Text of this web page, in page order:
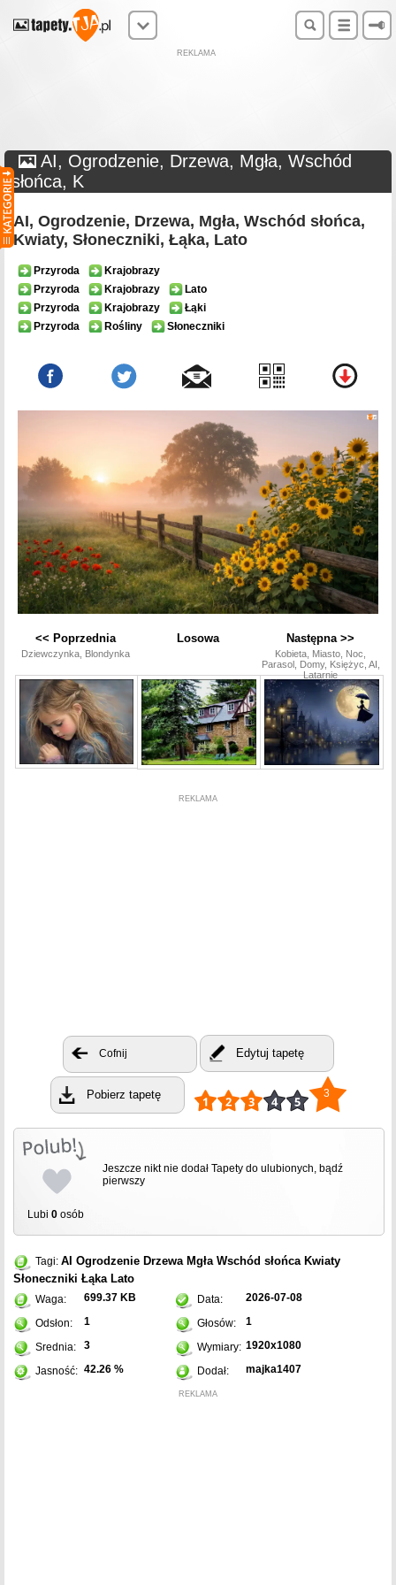
REKLAMA
AI, Ogrodzenie, Drzewa, Mgła, Wschód
słońca, K
AI, Ogrodzenie, Drzewa, Mgła, Wschód słońca,
Kwiaty, Słoneczniki, Łąka, Lato
Przyroda
Krajobrazy
Przyroda
Krajobrazy
Lato
Przyroda
Krajobrazy
Łąki
Przyroda
Rośliny Słoneczniki
<< Poprzednia
Dziewczynka, Blondynka
Losowa Następna >>
Kobieta, Miasto, Noc,
Parasol, Domy, Księżyc, AI,
Latarnie
REKLAMA
Cofnij Edytuj tapetę
Pobierz tapetę 3
Lubi 0 osób
Jeszcze nikt nie dodał Tapety do ulubionych, bądź
pierwszy
Tagi: AI Ogrodzenie Drzewa Mgła Wschód słońca Kwiaty
Słoneczniki Łąka Lato
Waga: 699.37 KB Data: 2026-07-08
Odsłon: 1 Głosów: 1
Srednia: 3 Wymiary: 1920x1080
Jasność: 42.26 % Dodał: majka1407
REKLAMA